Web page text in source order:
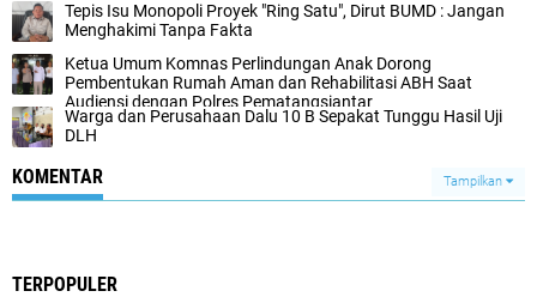
Tepis Isu Monopoli Proyek "Ring Satu", Dirut BUMD : Jangan
Menghakimi Tanpa Fakta
Ketua Umum Komnas Perlindungan Anak Dorong
Pembentukan Rumah Aman dan Rehabilitasi ABH Saat
Audiensi dengan Polres Pematangsiantar
Warga dan Perusahaan Dalu 10 B Sepakat Tunggu Hasil Uji
DLH
KOMENTAR Tampilkan
TERPOPULER